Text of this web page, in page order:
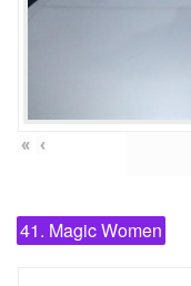
« ‹
41. Magic Women